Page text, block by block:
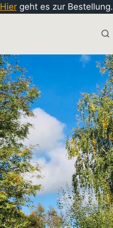
Hiergeht es zur Bestellung.